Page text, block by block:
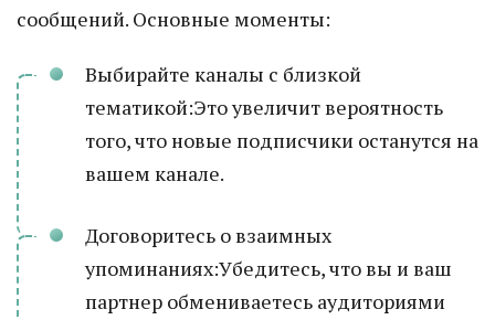
сообщений. Основные моменты:
Выбирайте каналы с близкой
тематикой:Это увеличит вероятность
того, что новые подписчики останутся на
вашем канале.
Договоритесь о взаимных
упоминаниях:Убедитесь, что вы и ваш
партнер обмениваетесь аудиториями